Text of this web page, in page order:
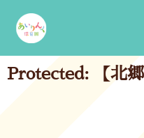
content
Protected: 【北